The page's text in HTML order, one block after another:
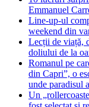
Emmanuel
Line-up-ul
weekend din
Lecții de viață,
doliului de la
Romanul pe
din Capri”, o
unde paradisul
Un